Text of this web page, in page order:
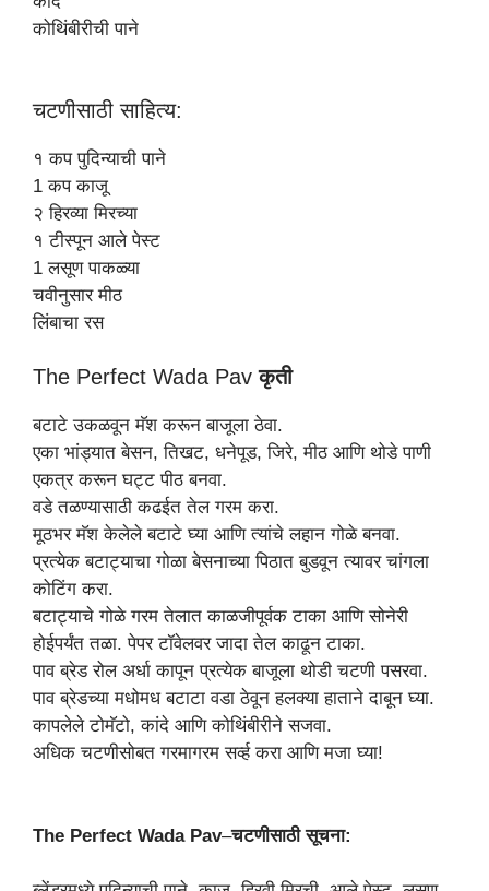
कोथिंबीरीची पाने
चटणीसाठी साहित्य:
१ कप पुदिन्याची पाने
1 कप काजू
२ हिरव्या मिरच्या
१ टीस्पून आले पेस्ट
1 लसूण पाकळ्या
चवीनुसार मीठ
लिंबाचा रस
The Perfect Wada Pavकृती
बटाटे उकळवून मॅश करून बाजूला ठेवा.
एका भांड्यात बेसन, तिखट, धनेपूड, जिरे, मीठ आणि थोडे पाणी
एकत्र करून घट्ट पीठ बनवा.
वडे तळण्यासाठी कढईत तेल गरम करा.
मूठभर मॅश केलेले बटाटे घ्या आणि त्यांचे लहान गोळे बनवा.
प्रत्येक बटाट्याचा गोळा बेसनाच्या पिठात बुडवून त्यावर चांगला
कोटिंग करा.
बटाट्याचे गोळे गरम तेलात काळजीपूर्वक टाका आणि सोनेरी
होईपर्यंत तळा. पेपर टॉवेलवर जादा तेल काढून टाका.
पाव ब्रेड रोल अर्धा कापून प्रत्येक बाजूला थोडी चटणी पसरवा.
पाव ब्रेडच्या मधोमध बटाटा वडा ठेवून हलक्या हाताने दाबून घ्या.
कापलेले टोमॅटो, कांदे आणि कोथिंबीरीने सजवा.
अधिक चटणीसोबत गरमागरम सर्व्ह करा आणि मजा घ्या!
The Perfect Wada Pav–चटणीसाठी सूचना: